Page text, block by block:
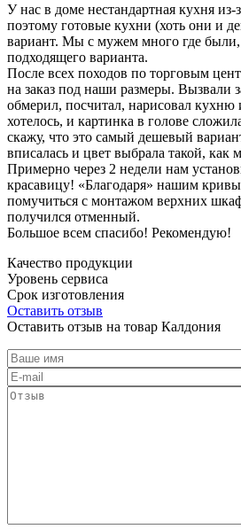
У нас в доме нестандартная кухня из-
поэтому готовые кухни (хоть они и
вариант. Мы с мужем много где
подходящего варианта.
После всех походов по торговым
на заказ под наши размеры. Вызвали
обмерил, посчитал, нарисовал кухню
хотелось, и картинка в голове
скажу, что это самый дешевый
вписалась и цвет выбрала такой, как
Примерно через 2 недели нам
красавицу! «Благодаря» нашим
помучиться с монтажом верхних
получился отменный.
Большое всем спасибо! Рекомендую!
Качество продукции
Уровень сервиса
Срок изготовления
Оставить отзыв
Оставить отзыв на товар Калдония